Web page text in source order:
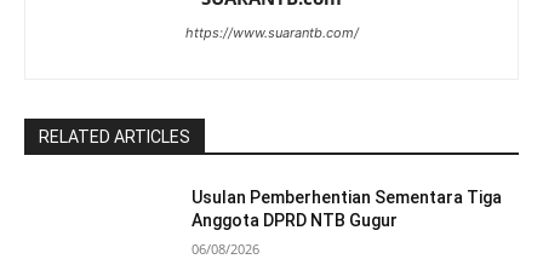
https://www.suarantb.com/
RELATED ARTICLES
Usulan Pemberhentian Sementara Tiga
Anggota DPRD NTB Gugur
06/08/2026